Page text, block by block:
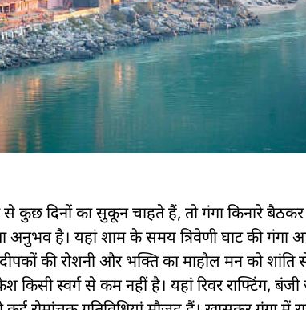
कुछ दिनों का सुकून चाहते हैं, तो गंगा किनारे
है। यहां शाम के समय त्रिवेणी घाट की गंगा
की रोशनी और भक्ति का माहौल मन को शांति
स्वर्ग से कम नहीं है। यहां रिवर राफ्टिंग, बंजी